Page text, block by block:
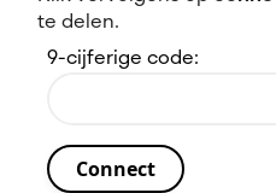
te delen.
9-cijferige code: